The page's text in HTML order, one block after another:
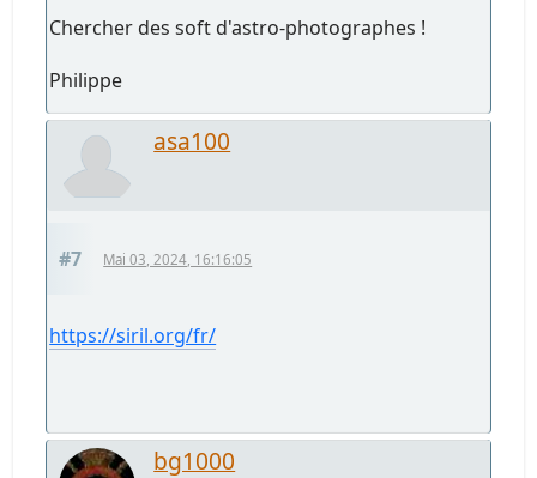
Chercher des soft d'astro-photographes !
Philippe
asa100
#7 Mai 03, 2024, 16:16:05
https://siril.org/fr/
bg1000